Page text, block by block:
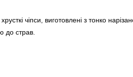
чіпси, виготовлені з тонко
до страв.